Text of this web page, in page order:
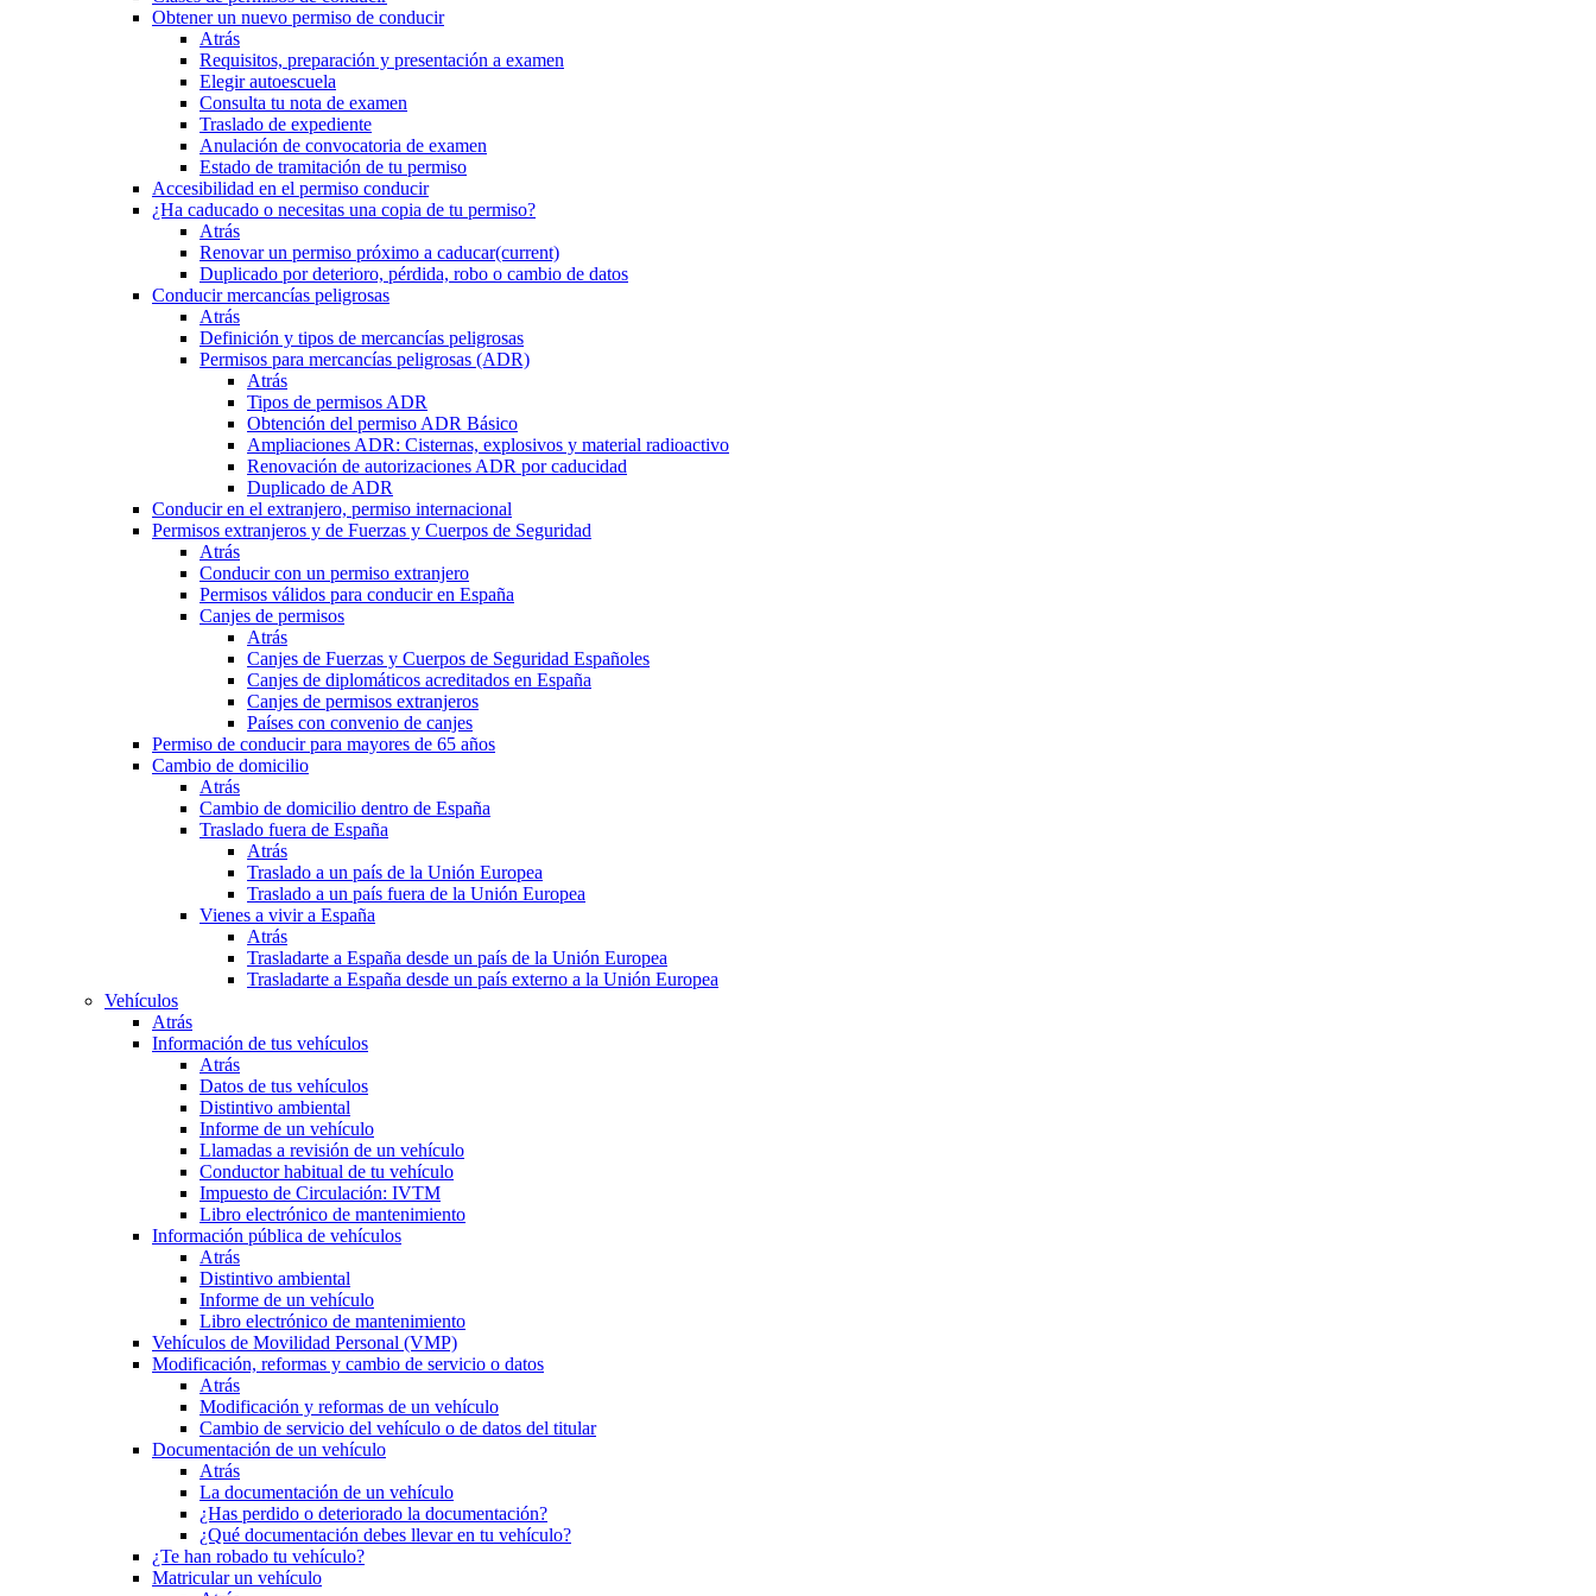
Obtener un nuevo permiso de conducir
Atrás
Requisitos, preparación y presentación a examen
Elegir autoescuela
Consulta tu nota de examen
Traslado de expediente
Anulación de convocatoria de examen
Estado de tramitación de tu permiso
Accesibilidad en el permiso conducir
¿Ha caducado o necesitas una copia de tu permiso?
Atrás
Renovar un permiso próximo a caducar(current)
Duplicado por deterioro, pérdida, robo o cambio de datos
Conducir mercancías peligrosas
Atrás
Definición y tipos de mercancías peligrosas
Permisos para mercancías peligrosas (ADR)
Atrás
Tipos de permisos ADR
Obtención del permiso ADR Básico
Ampliaciones ADR: Cisternas, explosivos y material radioactivo
Renovación de autorizaciones ADR por caducidad
Duplicado de ADR
Conducir en el extranjero, permiso internacional
Permisos extranjeros y de Fuerzas y Cuerpos de Seguridad
Atrás
Conducir con un permiso extranjero
Permisos válidos para conducir en España
Canjes de permisos
Atrás
Canjes de Fuerzas y Cuerpos de Seguridad Españoles
Canjes de diplomáticos acreditados en España
Canjes de permisos extranjeros
Países con convenio de canjes
Permiso de conducir para mayores de 65 años
Cambio de domicilio
Atrás
Cambio de domicilio dentro de España
Traslado fuera de España
Atrás
Traslado a un país de la Unión Europea
Traslado a un país fuera de la Unión Europea
Vienes a vivir a España
Atrás
Trasladarte a España desde un país de la Unión Europea
Trasladarte a España desde un país externo a la Unión Europea
Vehículos
Atrás
Información de tus vehículos
Atrás
Datos de tus vehículos
Distintivo ambiental
Informe de un vehículo
Llamadas a revisión de un vehículo
Conductor habitual de tu vehículo
Impuesto de Circulación: IVTM
Libro electrónico de mantenimiento
Información pública de vehículos
Atrás
Distintivo ambiental
Informe de un vehículo
Libro electrónico de mantenimiento
Vehículos de Movilidad Personal (VMP)
Modificación, reformas y cambio de servicio o datos
Atrás
Modificación y reformas de un vehículo
Cambio de servicio del vehículo o de datos del titular
Documentación de un vehículo
Atrás
La documentación de un vehículo
¿Has perdido o deteriorado la documentación?
¿Qué documentación debes llevar en tu vehículo?
¿Te han robado tu vehículo?
Matricular un vehículo